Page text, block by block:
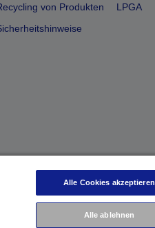
von Produkten
LPGA
Datenschutzrichtlinie
Alle Cookies akzeptieren
Alle ablehnen